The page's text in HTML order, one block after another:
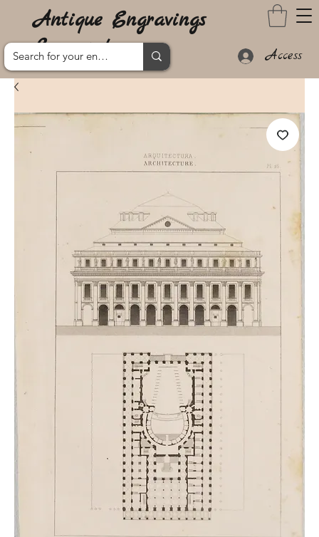
Antique Engravings
Lanzarote
Access